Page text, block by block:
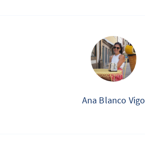
Ana Blanco Vigo